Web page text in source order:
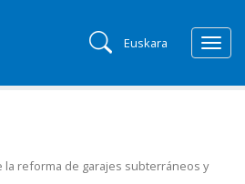
Euskara
la reforma de garajes subterráneos y